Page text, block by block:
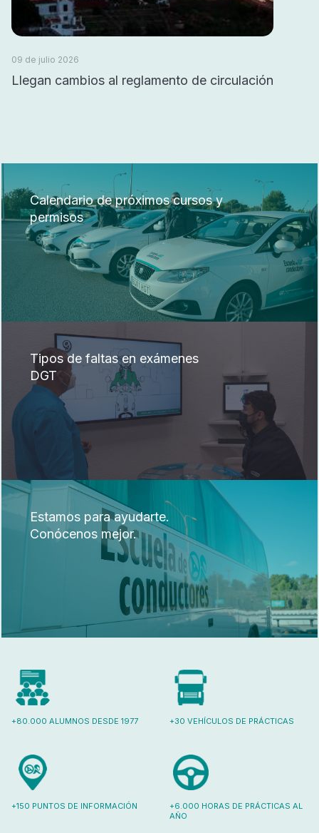
09 de julio 2026
Llegan cambios al reglamento de circulación
Calendario de próximos cursos y
permisos
Tipos de faltas en exámenes
DGT
Estamos para ayudarte.
Conócenos mejor.
+80.000 ALUMNOS DESDE 1977 +30 VEHÍCULOS DE PRÁCTICAS
+150 PUNTOS DE INFORMACIÓN
+6.000 HORAS DE PRÁCTICAS AL
AÑO